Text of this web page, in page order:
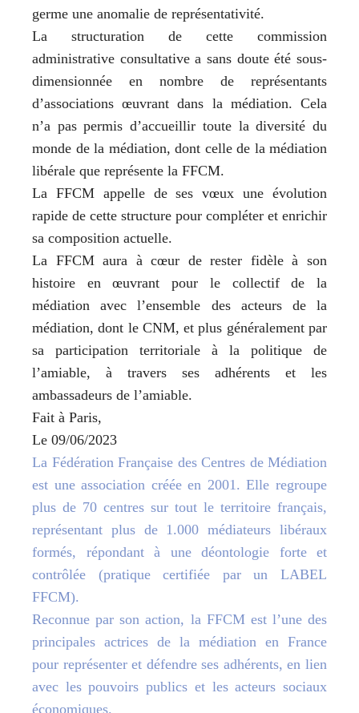
germe une anomalie de représentativité.
La structuration de cette commission
administrative consultative a sans doute été sous-
dimensionnée en nombre de représentants
d’associations œuvrant dans la médiation. Cela
n’a pas permis d’accueillir toute la diversité du
monde de la médiation, dont celle de la médiation
libérale que représente la FFCM.
La FFCM appelle de ses vœux une évolution
rapide de cette structure pour compléter et enrichir
sa composition actuelle.
La FFCM aura à cœur de rester fidèle à son
histoire en œuvrant pour le collectif de la
médiation avec l’ensemble des acteurs de la
médiation, dont le CNM, et plus généralement par
sa participation territoriale à la politique de
l’amiable, à travers ses adhérents et les
ambassadeurs de l’amiable.
Fait à Paris,
Le 09/06/2023
La Fédération Française des Centres de Médiation
est une association créée en 2001. Elle regroupe
plus de 70 centres sur tout le territoire français,
représentant plus de 1.000 médiateurs libéraux
formés, répondant à une déontologie forte et
contrôlée (pratique certifiée par un LABEL
FFCM).
Reconnue par son action, la FFCM est l’une des
principales actrices de la médiation en France
pour représenter et défendre ses adhérents, en lien
avec les pouvoirs publics et les acteurs sociaux
économiques.